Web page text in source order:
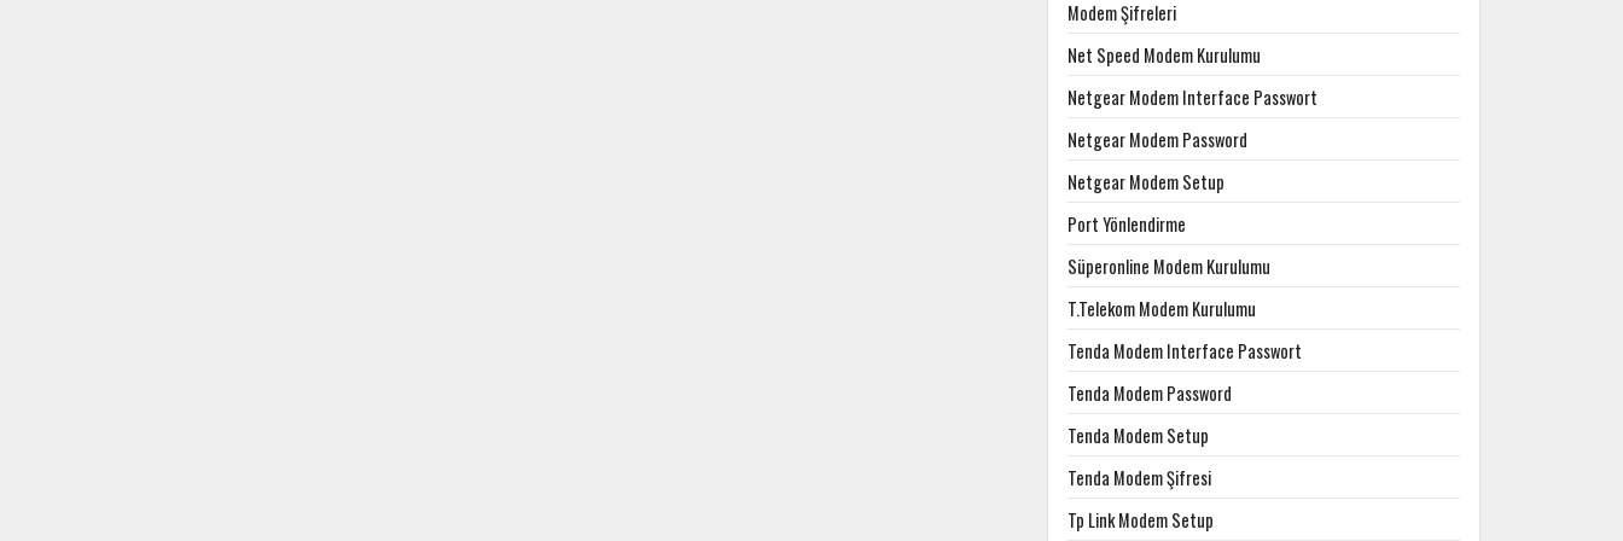
Modem Şifreleri
Net Speed Modem Kurulumu
Netgear Modem Interface Passwort
Netgear Modem Password
Netgear Modem Setup
Port Yönlendirme
Süperonline Modem Kurulumu
T.Telekom Modem Kurulumu
Tenda Modem Interface Passwort
Tenda Modem Password
Tenda Modem Setup
Tenda Modem Şifresi
Tp Link Modem Setup